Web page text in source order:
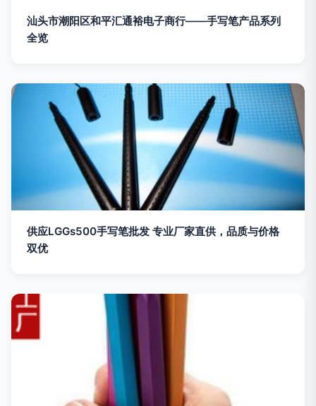
汕头市潮阳区和平汇通裕电子商行——手写笔产品系列
全览
供应LGGs500手写笔批发 专业厂家直供，品质与价格
双优